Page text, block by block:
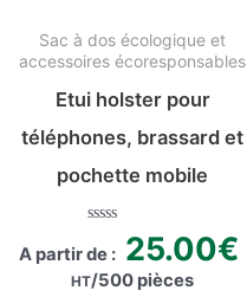
Sac à dos écologique et
accessoires écoresponsables​
Etui holster pour
téléphones, brassard et
pochette mobile
0
out
of
A partir de : 25.00€
HT/500 pièces